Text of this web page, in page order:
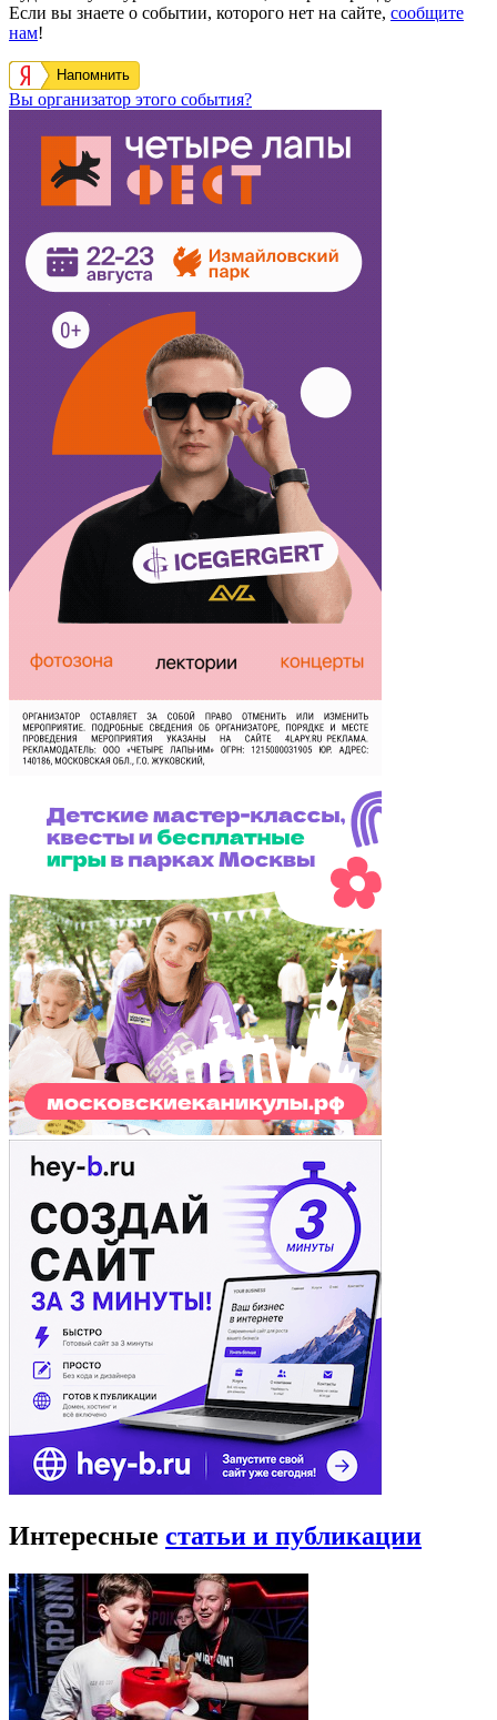
Если вы знаете о событии, которого нет на сайте, сообщите
нам!
Напомнить
Вы организатор этого события?
Интересные статьи и публикации